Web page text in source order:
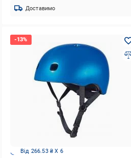
Доставимо
Від 266.53 ₴ X 6